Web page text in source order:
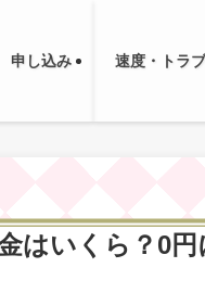
申し込み 速度・トラ
はいくら？0